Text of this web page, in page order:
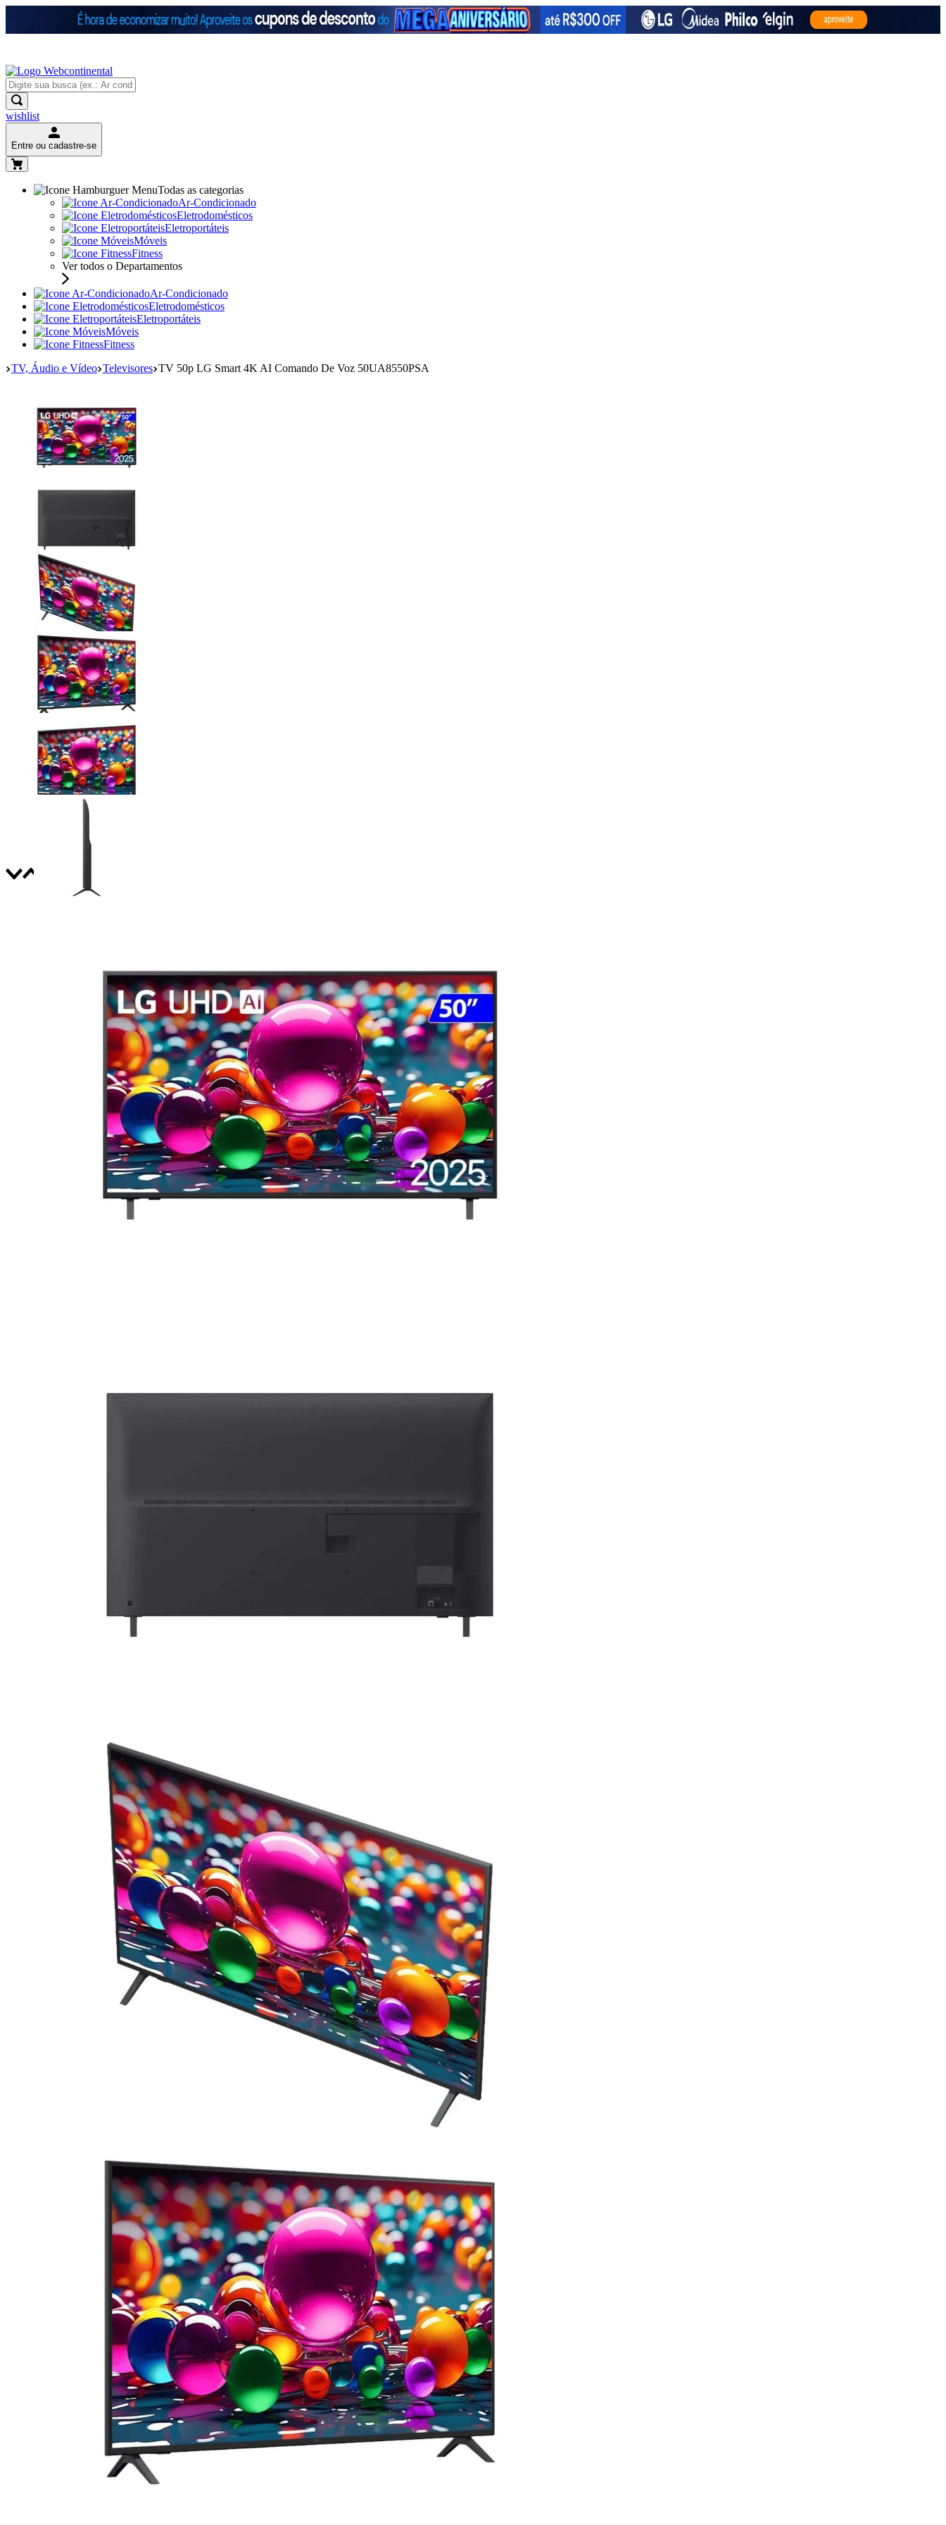
wishlist
Entre ou cadastre-se
Todas as categorias
Ar-Condicionado
Eletrodomésticos
Eletroportáteis
Móveis
Fitness
Ver todos o Departamentos
Ar-Condicionado
Eletrodomésticos
Eletroportáteis
Móveis
Fitness
TV, Áudio e Vídeo Televisores TV 50p LG Smart 4K AI Comando De Voz 50UA8550PSA